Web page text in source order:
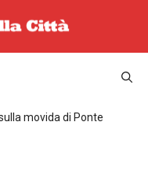
movida di Ponte